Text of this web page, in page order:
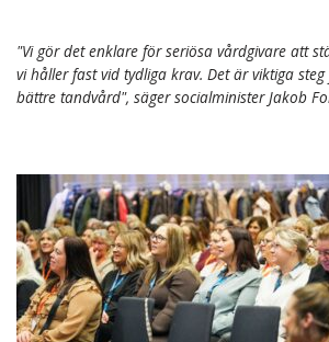
"Vi gör det enklare för seriösa vårdgivare att
vi håller fast vid tydliga krav. Det är viktiga
bättre tandvård", säger socialminister Jakob